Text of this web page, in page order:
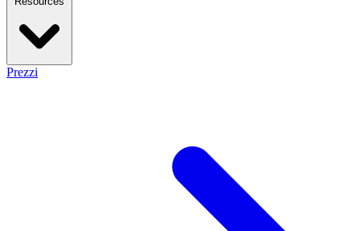
Prezzi